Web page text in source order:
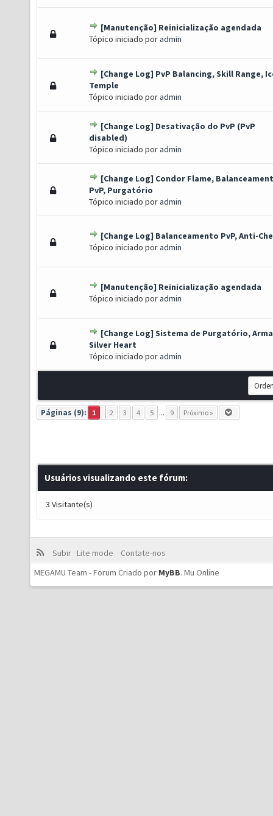
[Manutenção] Reinicialização agendada
Tópico iniciado poradmin
- 1 de 5 em média
45
[Change Log] PvP Balancing, Skill Range,
Temple
Tópico iniciado poradmin
- 0 de 5 em média
45
[Change Log] Desativação do PvP (PvP
disabled)
Tópico iniciado poradmin
- 3.33 de 5 em média
45
[Change Log] Condor Flame,
PvP, Purgatório
Tópico iniciado poradmin
- 0 de 5 em média
45
[Change Log] Balanceamento PvP, Anti-
Tópico iniciado poradmin
- 3 de 5 em média
45
[Manutenção] Reinicialização agendada
Tópico iniciado poradmin
- 3 de 5 em média
45
[Change Log] Sistema de Purgatório,
Silver Heart
Tópico iniciado poradmin
1 Voto(s) - 4 de 5 em média
45
Páginas (9): 1 2 3 4 5 ... 9 Próximo »
Usuários visualizando este fórum:
3 Visitante(s)
Subir Lite mode
Contate-nos
MEGAMU Team - Forum Criado por MyBB. Mu Online